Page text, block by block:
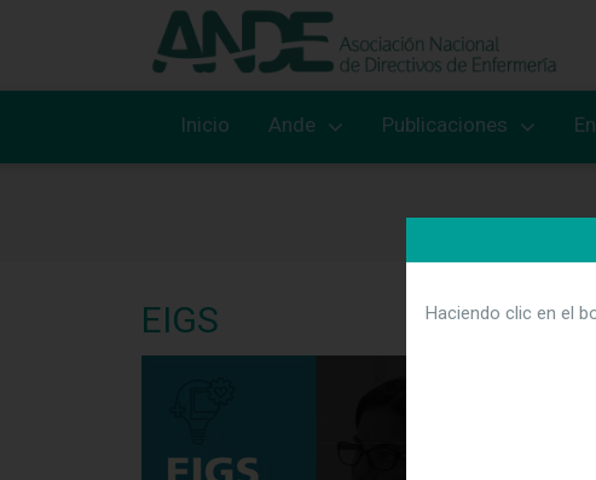
Inicio Ande Publicaciones
EIGS Haciendo clic en el